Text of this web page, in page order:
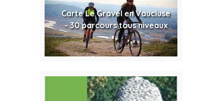
Carte Le Gravel en Vaucluse
- 30 parcours tous niveaux